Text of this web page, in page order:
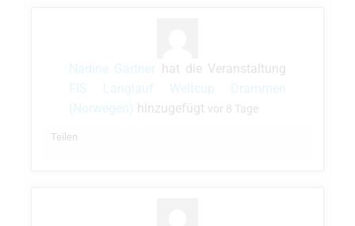
Nadine Gärtner hat die Veranstaltung
FIS Langlauf Weltcup Drammen
(Norwegen) hinzugefügt vor 8 Tage
Teilen